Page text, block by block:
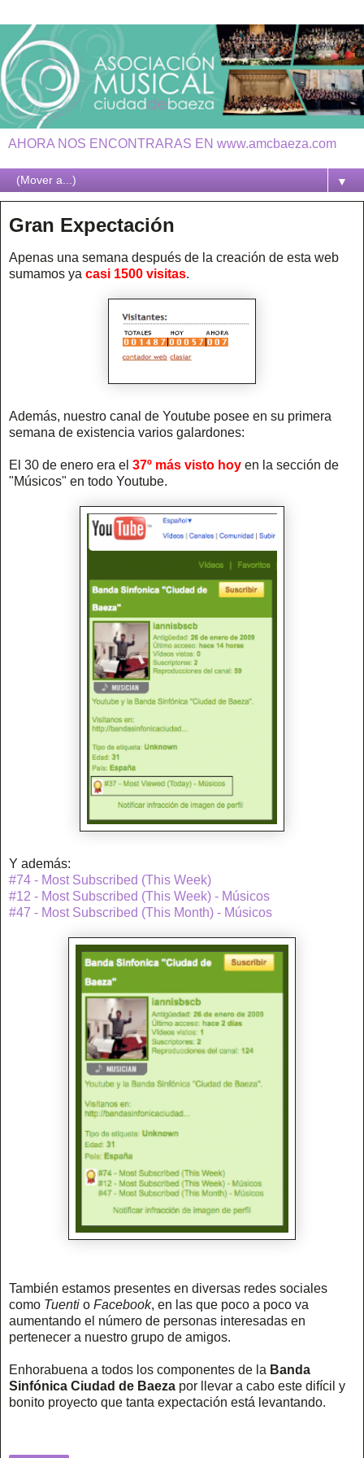
AHORA NOS ENCONTRARAS EN www.amcbaeza.com
▼
Gran Expectación
Apenas una semana después de la creación de esta web
sumamos ya casi 1500 visitas.
Además, nuestro canal de Youtube posee en su primera
semana de existencia varios galardones:
El 30 de enero era el 37º más visto hoy en la sección de
"Músicos" en todo Youtube.
Y además:
#74 - Most Subscribed (This Week)
#12 - Most Subscribed (This Week) - Músicos
#47 - Most Subscribed (This Month) - Músicos
También estamos presentes en diversas redes sociales
como Tuenti o Facebook, en las que poco a poco va
aumentando el número de personas interesadas en
pertenecer a nuestro grupo de amigos.
Enhorabuena a todos los componentes de la Banda
Sinfónica Ciudad de Baeza por llevar a cabo este difícil y
bonito proyecto que tanta expectación está levantando.